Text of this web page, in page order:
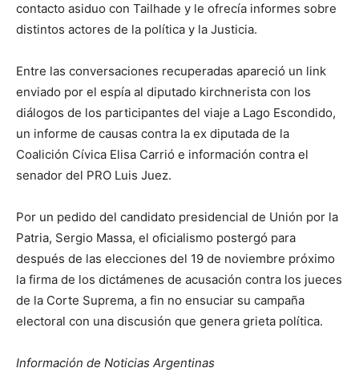
contacto asiduo con Tailhade y le ofrecía informes sobre
distintos actores de la política y la Justicia.
Entre las conversaciones recuperadas apareció un link
enviado por el espía al diputado kirchnerista con los
diálogos de los participantes del viaje a Lago Escondido,
un informe de causas contra la ex diputada de la
Coalición Cívica Elisa Carrió e información contra el
senador del PRO Luis Juez.
Por un pedido del candidato presidencial de Unión por la
Patria, Sergio Massa, el oficialismo postergó para
después de las elecciones del 19 de noviembre próximo
la firma de los dictámenes de acusación contra los jueces
de la Corte Suprema, a fin no ensuciar su campaña
electoral con una discusión que genera grieta política.
Información de Noticias Argentinas